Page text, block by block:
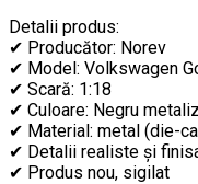
Detalii produs:
✔ Producător: Norev
✔ Model: Volkswagen
✔ Scară: 1:18
✔ Culoare: Negru
✔ Material: metal (die-
✔ Detalii realiste și
✔ Produs nou, sigilat